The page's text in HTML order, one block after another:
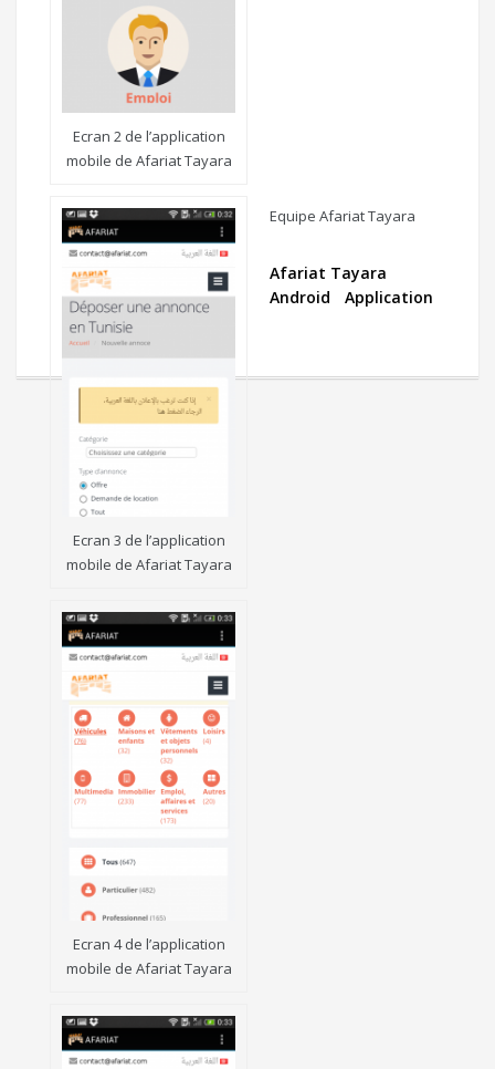
Ecran 2 de l’application
mobile de Afariat Tayara
Ecran 3 de l’application
mobile de Afariat Tayara
Ecran 4 de l’application
mobile de Afariat Tayara
Equipe Afariat Tayara
Afariat Tayara
Android
Application